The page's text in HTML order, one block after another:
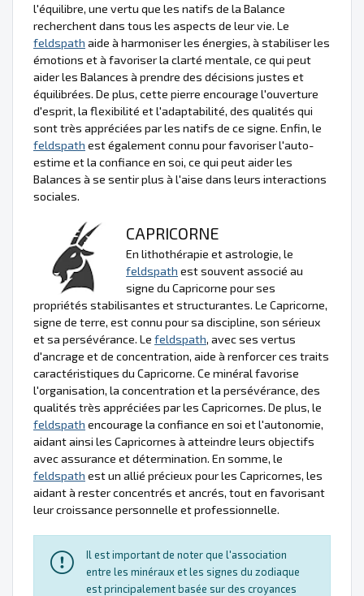
l'équilibre, une vertu que les natifs de la Balance
recherchent dans tous les aspects de leur vie. Le
feldspath aide à harmoniser les énergies, à stabiliser les
émotions et à favoriser la clarté mentale, ce qui peut
aider les Balances à prendre des décisions justes et
équilibrées. De plus, cette pierre encourage l'ouverture
d'esprit, la flexibilité et l'adaptabilité, des qualités qui
sont très appréciées par les natifs de ce signe. Enfin, le
feldspath est également connu pour favoriser l'auto-
estime et la confiance en soi, ce qui peut aider les
Balances à se sentir plus à l'aise dans leurs interactions
sociales.
CAPRICORNE
En lithothérapie et astrologie, le
feldspath est souvent associé au
signe du Capricorne pour ses
propriétés stabilisantes et structurantes. Le Capricorne,
signe de terre, est connu pour sa discipline, son sérieux
et sa persévérance. Le feldspath, avec ses vertus
d'ancrage et de concentration, aide à renforcer ces traits
caractéristiques du Capricorne. Ce minéral favorise
l'organisation, la concentration et la persévérance, des
qualités très appréciées par les Capricornes. De plus, le
feldspath encourage la confiance en soi et l'autonomie,
aidant ainsi les Capricornes à atteindre leurs objectifs
avec assurance et détermination. En somme, le
feldspath est un allié précieux pour les Capricornes, les
aidant à rester concentrés et ancrés, tout en favorisant
leur croissance personnelle et professionnelle.
Il est important de noter que l'association
entre les minéraux et les signes du zodiaque
est principalement basée sur des croyances